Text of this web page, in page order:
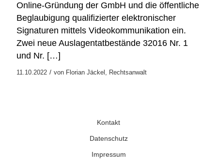
Online-Gründung der GmbH und die öffentliche
Beglaubigung qualifizierter elektronischer
Signaturen mittels Videokommunikation ein.
Zwei neue Auslagentatbestände 32016 Nr. 1
und Nr. […]
11.10.2022 / von Florian Jäckel, Rechtsanwalt
Kontakt
Datenschutz
Impressum